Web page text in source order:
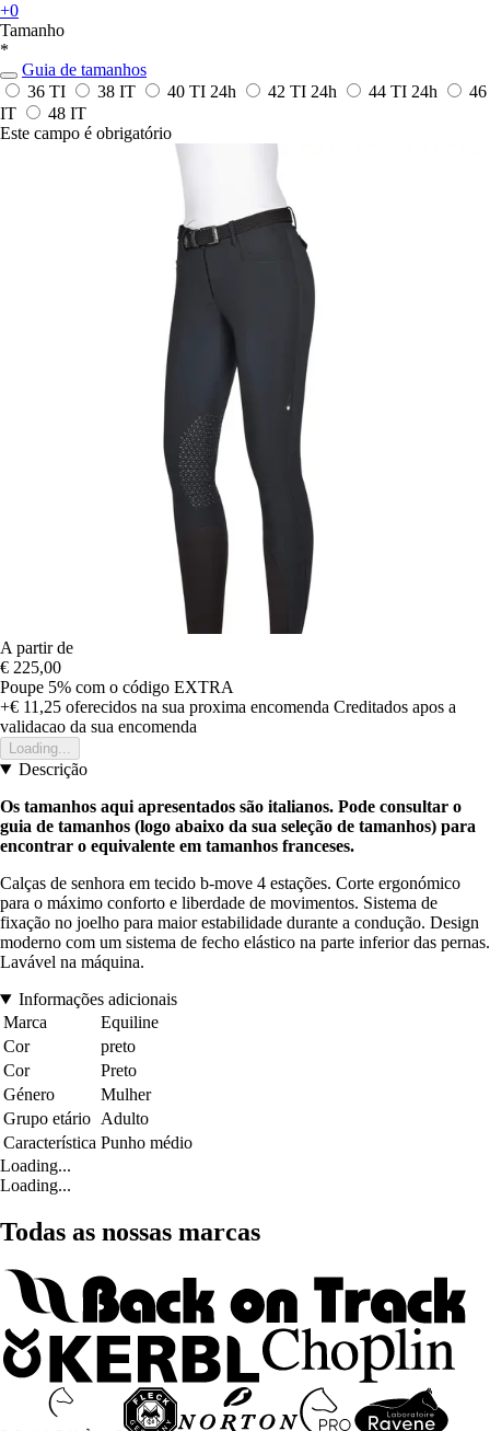
+0
Tamanho
*
Guia de tamanhos
36 TI
38 IT 40 TI 24h 42 TI 24h 44 TI 24h
46
IT
48 IT
Este campo é obrigatório
A partir de
€ 225,00
Poupe 5% com o código EXTRA
+€ 11,25 oferecidos na sua proxima encomenda Creditados apos a
validacao da sua encomenda
Loading...
Descrição
Os tamanhos aqui apresentados são italianos. Pode consultar o
guia de tamanhos (logo abaixo da sua seleção de tamanhos) para
encontrar o equivalente em tamanhos franceses.
Calças de senhora em tecido b-move 4 estações. Corte ergonómico
para o máximo conforto e liberdade de movimentos. Sistema de
fixação no joelho para maior estabilidade durante a condução. Design
moderno com um sistema de fecho elástico na parte inferior das pernas.
Lavável na máquina.
Informações adicionais
Marca
Equiline
Cor
preto
Cor
Preto
Género
Mulher
Grupo etário Adulto
Característica Punho médio
Loading...
Loading...
Todas as nossas marcas